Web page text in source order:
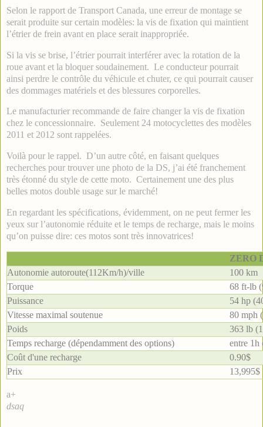
Selon le rapport de Transport Canada, une erreur de montage se
serait produite sur certain modèles: la vis de fixation qui maintient
l’étrier de frein avant en place serait inappropriée.
Si la vis se brise, l’étrier pourrait interférer avec la rotation de la
roue avant et la bloquer soudainement. Le conducteur pourrait
ainsi perdre le contrôle du véhicule et chuter, ce qui pourrait causer
des dommages matériels et des blessures corporelles.
Le manufacturier recommande de faire changer la vis de fixation
chez le concessionnaire. Seulement 24 motocyclettes des modèles
2011 et 2012 sont rappelées.
Voilà pour le rappel. D’un autre côté, en faisant quelques
recherches pour trouver une photo de la DS, j’ai été franchement
très étonné du style de cette moto. Certainement une des plus
belles motos double usage sur le marché!
En regardant les spécifications, évidemment, on ne peut fermer les
yeux sur l’autonomie réduite et le temps de recharge, mais le moins
qu’on puisse dire: ces motos sont très innovatrices!
ZERO
Autonomie autoroute(112Km/h)/ville
100 km
Torque
68 ft-lb
Puissance
54 hp
Vitesse maximal soutenue
80 mph
Poids
363 lb
Temps recharge (dépendamment des options)
entre 1h
Coût d'une recharge
0.90$
Prix
13,995$
a+
dsaq